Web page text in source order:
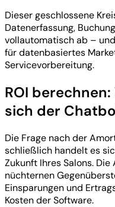
Dieser geschlossene
Datenerfassung,
vollautomatisch ab –
für datenbasiertes
Servicevorbereitung.
ROI
sich der
Die Frage nach der
schließlich handelt es
Zukunft Ihres Salons.
nüchternen
Einsparungen und
Kosten der Software.